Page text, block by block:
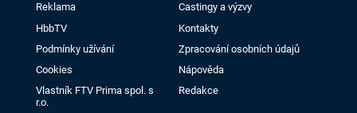
Reklama
Castingy a výzvy
HbbTV
Kontakty
Podmínky užívání
Zpracování osobních údajů
Cookies
Nápověda
Vlastník FTV Prima spol. s
r.o.
Redakce